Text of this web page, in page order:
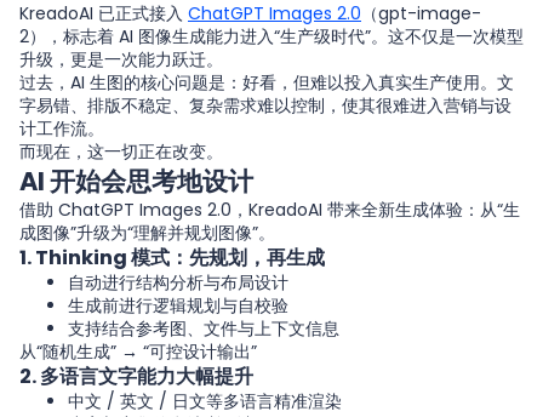
KreadoAI 已正式接入 ChatGPT Images 2.0 （gpt-image-
2），标志着 AI 图像生成能力进入“生产级时代”。这不仅是一次模型
升级，更是一次能力跃迁。
过去，AI 生图的核心问题是：好看，但难以投入真实生产使用。文
字易错、排版不稳定、复杂需求难以控制，使其很难进入营销与设
计工作流。
而现在，这一切正在改变。
AI 开始会思考地设计
借助 ChatGPT Images 2.0，KreadoAI 带来全新生成体验：从“生
成图像”升级为“理解并规划图像”。
1. Thinking 模式：先规划，再生成
自动进行结构分析与布局设计
生成前进行逻辑规划与自校验
支持结合参考图、文件与上下文信息
从“随机生成” → “可控设计输出”
2. 多语言文字能力大幅提升
中文 / 英文 / 日文等多语言精准渲染